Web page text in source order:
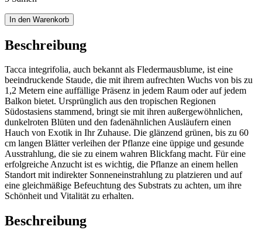
In den Warenkorb
Beschreibung
Tacca integrifolia, auch bekannt als Fledermausblume, ist eine
beeindruckende Staude, die mit ihrem aufrechten Wuchs von bis zu
1,2 Metern eine auffällige Präsenz in jedem Raum oder auf jedem
Balkon bietet. Ursprünglich aus den tropischen Regionen
Südostasiens stammend, bringt sie mit ihren außergewöhnlichen,
dunkelroten Blüten und den fadenähnlichen Ausläufern einen
Hauch von Exotik in Ihr Zuhause. Die glänzend grünen, bis zu 60
cm langen Blätter verleihen der Pflanze eine üppige und gesunde
Ausstrahlung, die sie zu einem wahren Blickfang macht. Für eine
erfolgreiche Anzucht ist es wichtig, die Pflanze an einem hellen
Standort mit indirekter Sonneneinstrahlung zu platzieren und auf
eine gleichmäßige Befeuchtung des Substrats zu achten, um ihre
Schönheit und Vitalität zu erhalten.
Beschreibung